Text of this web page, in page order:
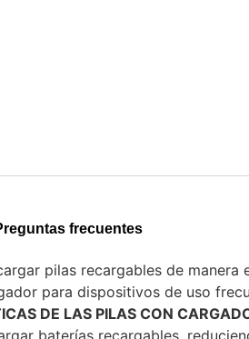
frecuentes
pilas recargables de
para dispositivos de uso
DE LAS PILAS CON